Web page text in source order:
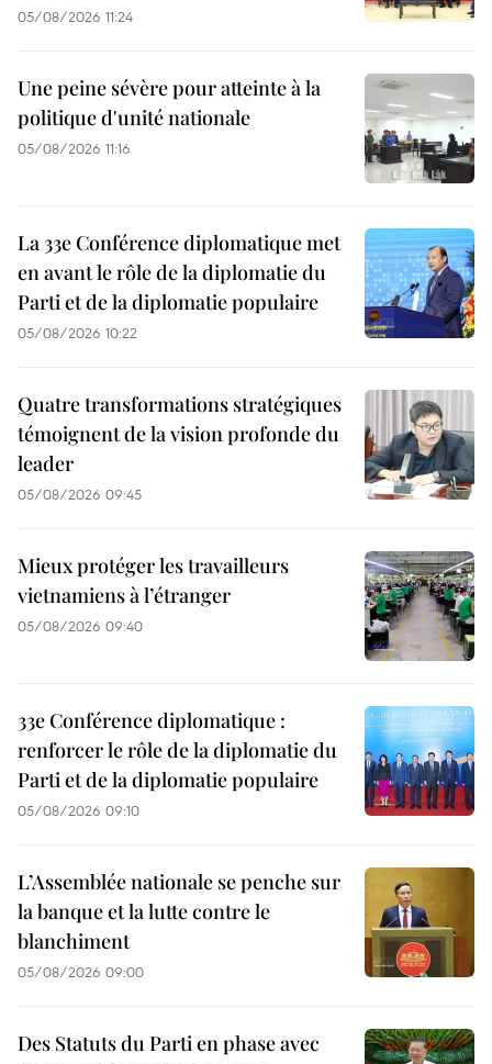
05/08/2026 11:24
Une peine sévère pour atteinte à la
politique d'unité nationale
05/08/2026 11:16
La 33e Conférence diplomatique met
en avant le rôle de la diplomatie du
Parti et de la diplomatie populaire
05/08/2026 10:22
Quatre transformations stratégiques
témoignent de la vision profonde du
leader
05/08/2026 09:45
Mieux protéger les travailleurs
vietnamiens à l’étranger
05/08/2026 09:40
33e Conférence diplomatique :
renforcer le rôle de la diplomatie du
Parti et de la diplomatie populaire
05/08/2026 09:10
L’Assemblée nationale se penche sur
la banque et la lutte contre le
blanchiment
05/08/2026 09:00
Des Statuts du Parti en phase avec